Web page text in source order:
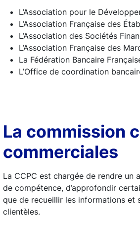
L’Association pour le
L’Association Française des
L’Association des Sociétés
L’Association Française des
La Fédération Bancaire
L’Office de coordination
La commission
commerciales
La CCPC est chargée de rendre
de compétence, d’approfondir
que de recueillir les informations et
clientèles.